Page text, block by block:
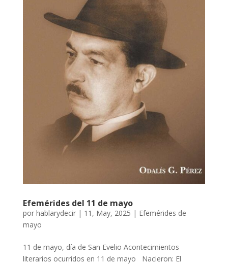
Efemérides del 11 de mayo
por hablarydecir| 11, May, 2025 | Efemérides de
mayo
11 de mayo, día de San Evelio Acontecimientos
literarios ocurridos en 11 de mayo Nacieron: El